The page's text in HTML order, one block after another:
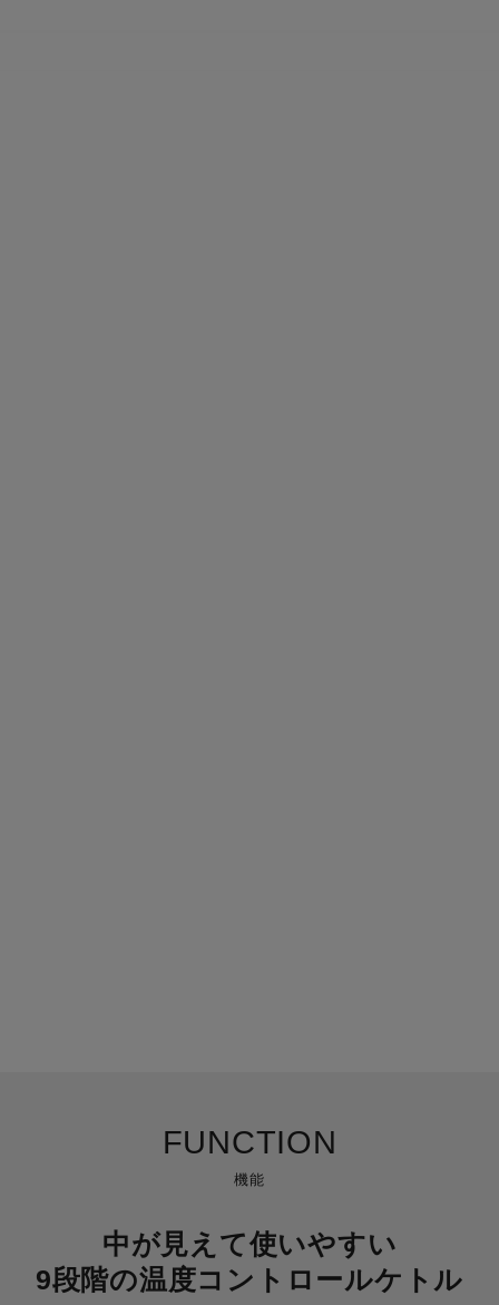
機能
FUNCTION
中が見えて使いやすい
9段階の温度コントロールケトル